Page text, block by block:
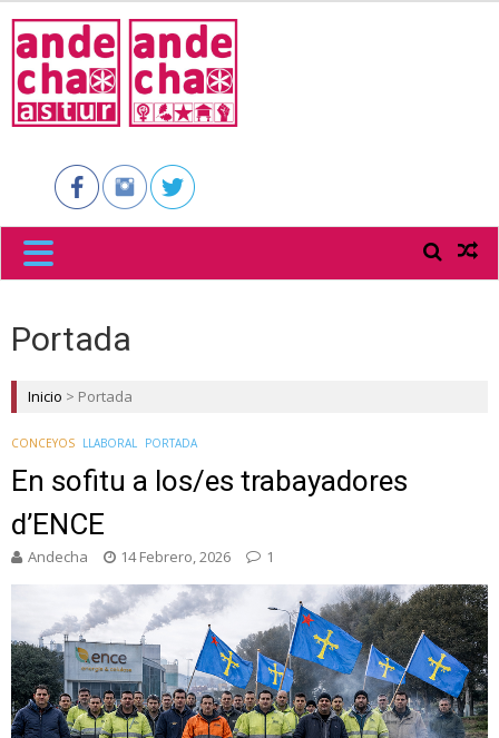
ASTUR
Portada
Inicio > Portada
CONCEYOS LLABORAL PORTADA
En sofitu a los/es trabayadores
d’ENCE
Andecha 14 Febrero, 2026 1